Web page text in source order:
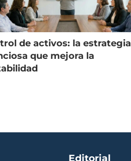
de activos: la estrategia
que mejora la
Editorial